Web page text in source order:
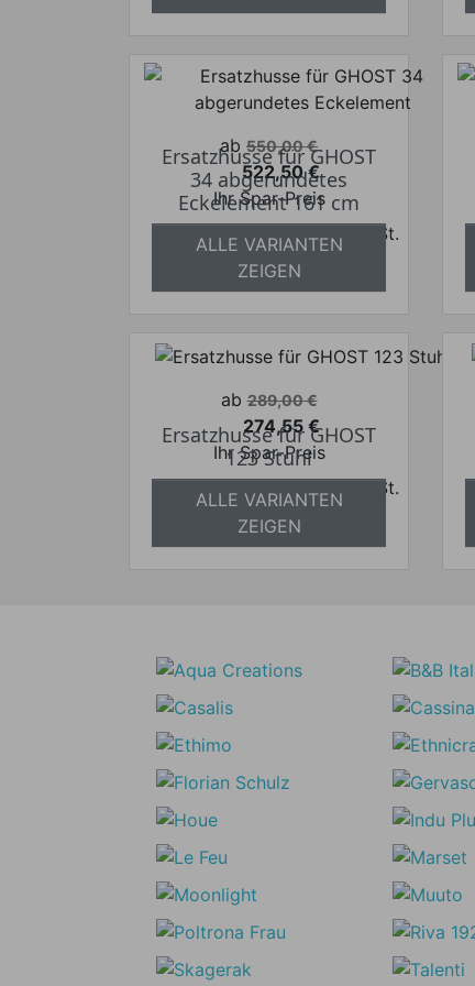
Verkaufspreis
ab 550,00 €
Preis
522,50 €
Ihr Spar-Preis
Preise inkl. ges. MwSt.
absolut versandkostenfrei
Ersatzhusse für GHOST
34 abgerundetes
Eckelement 161 cm
ALLE VARIANTEN
ZEIGEN
Verkaufspreis
ab 289,00 €
Preis
274,55 €
Ihr Spar-Preis
Preise inkl. ges. MwSt.
absolut versandkostenfrei
Ersatzhusse für GHOST
123 Stuhl
ALLE VARIANTEN
ZEIGEN